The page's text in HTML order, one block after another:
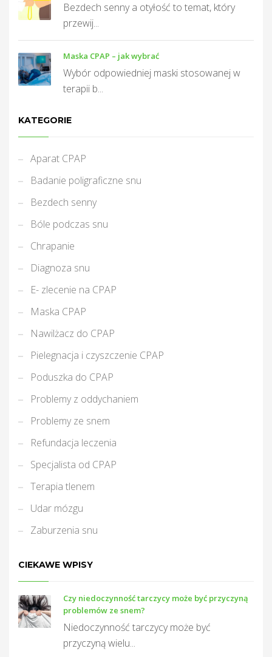
Bezdech senny a otyłość to temat, który
przewij...
Maska CPAP – jak wybrać
Wybór odpowiedniej maski stosowanej w
terapii b...
KATEGORIE
Aparat CPAP
Badanie poligraficzne snu
Bezdech senny
Bóle podczas snu
Chrapanie
Diagnoza snu
E- zlecenie na CPAP
Maska CPAP
Nawilżacz do CPAP
Pielegnacja i czyszczenie CPAP
Poduszka do CPAP
Problemy z oddychaniem
Problemy ze snem
Refundacja leczenia
Specjalista od CPAP
Terapia tlenem
Udar mózgu
Zaburzenia snu
CIEKAWE WPISY
Czy niedoczynność tarczycy może być przyczyną
problemów ze snem?
Niedoczynność tarczycy może być
przyczyną wielu...